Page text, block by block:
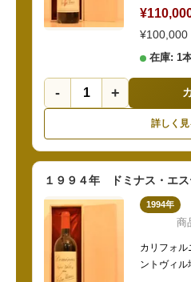
¥100,000
在庫: 1
- +
詳しく見
１９９４年 ドミナス・エス
1994年
商
カリフォ
ントヴィ